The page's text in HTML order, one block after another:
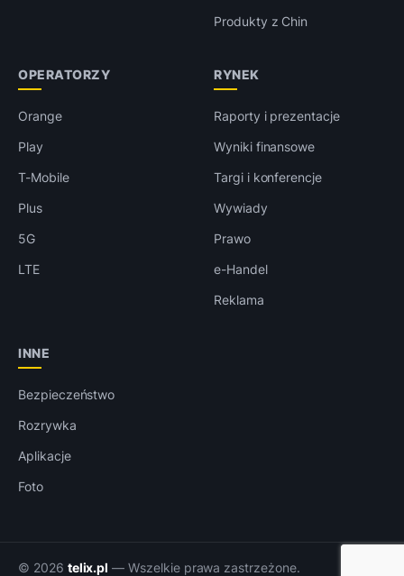
Produkty z Chin
OPERATORZY
Orange
Play
T-Mobile
Plus
5G
LTE
RYNEK
Raporty i prezentacje
Wyniki finansowe
Targi i konferencje
Wywiady
Prawo
e-Handel
Reklama
INNE
Bezpieczeństwo
Rozrywka
Aplikacje
Foto
© 2026 telix.pl — Wszelkie prawa zastrzeżone.